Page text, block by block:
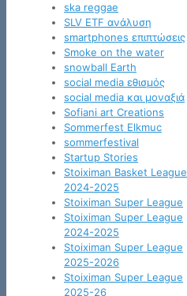
ska reggae
SLV ETF ανάλυση
smartphones επιπτώσεις
Smoke on the water
snowball Earth
social media εθισμός
social media και μοναξιά
Sofiani art Creations
Sommerfest Elkmuc
sommerfestival
Startup Stories
Stoiximan Basket League
2024-2025
Stoiximan Super League
Stoiximan Super League
2024-2025
Stoiximan Super League
2025-2026
Stoiximan Super League
2025-26